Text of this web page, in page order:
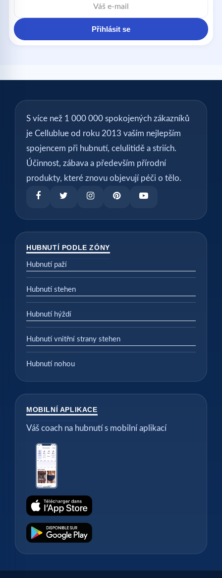
mailová
Přihlásit se
S více než 1 000 000 spokojených zákazníků
je Cellublue od roku 2013 vaším nejlepším
spojencem při hubnutí, celulitidě a striích.
Účinnost, zábava a především přírodní
produkty, které znovu objevují péči o tělo.
HUBNUTÍ PODLE ZÓNY
Hubnutí paží
Hubnutí stehen
Hubnutí hýždí
Hubnutí vnitřní strany stehen
Hubnutí nohou
MOBILNÍ APLIKACE
Váš coach na hubnutí s mobilní aplikací